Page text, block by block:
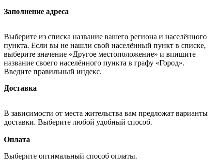
Заполнение адреса
Выберите из списка название вашего региона и населённого
пункта. Если вы не нашли свой населённый пункт в списке,
выберите значение «Другое местоположение» и впишите
название своего населённого пункта в графу «Город».
Введите правильный индекс.
Доставка
В зависимости от места жительства вам предложат варианты
доставки. Выберите любой удобный способ.
Оплата
Выберите оптимальный способ оплаты.